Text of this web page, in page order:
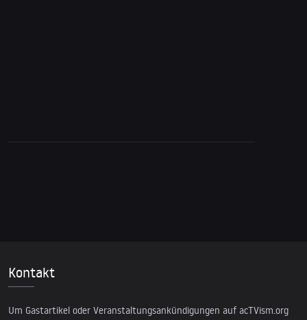
Kontakt
Um Gastartikel oder Veranstaltungsankündigungen auf acTVism.org